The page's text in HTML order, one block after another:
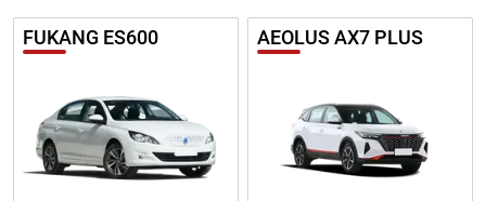
FUKANG ES600 AEOLUS AX7 PLUS